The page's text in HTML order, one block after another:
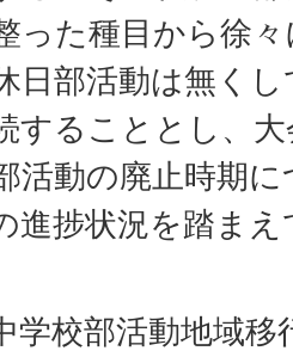
った種目から徐
日部活動は無く
することとし、
活動の廃止時期
進捗状況を踏ま
学校部活動地域移